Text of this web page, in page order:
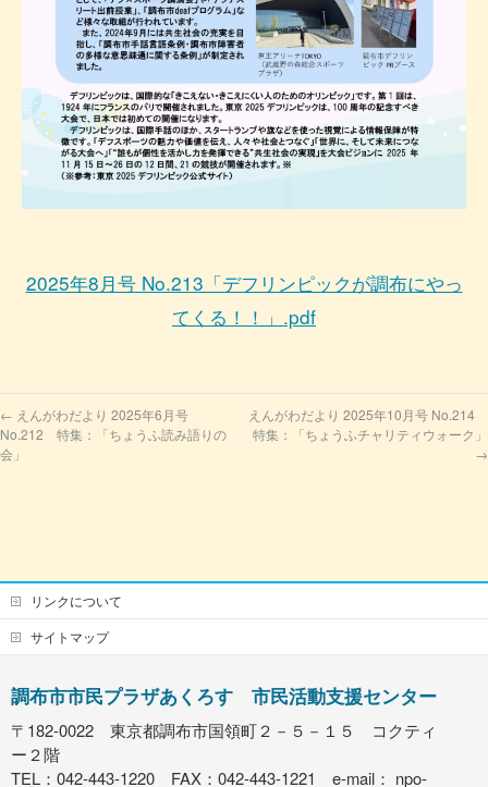
2025年8月号 No.213「デフリンピックが調布にやっ
てくる！！」.pdf
← えんがわだより 2025年6月号
No.212 特集：「ちょうふ読み語りの
会」
えんがわだより 2025年10月号 No.214
特集：「ちょうふチャリティウォーク」
→
リンクについて
サイトマップ
調布市市民プラザあくろす 市民活動支援センター
〒182-0022 東京都調布市国領町２－５－１５ コクティ
ー２階
TEL：042-443-1220 FAX：042-443-1221 e-mail： npo-